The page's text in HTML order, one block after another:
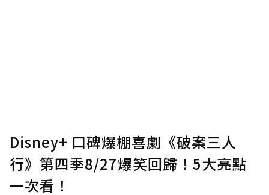
Disney+ 口碑爆棚喜劇《破案三人
行》第四季8/27爆笑回歸！5大亮點
一次看！